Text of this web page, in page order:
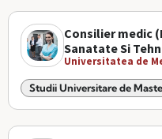
Consilier medic
Sanatate Si
Universitatea de
Studii Universitare de